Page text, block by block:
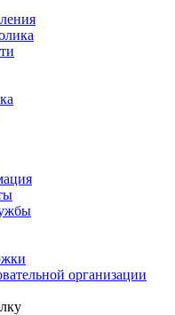
организации